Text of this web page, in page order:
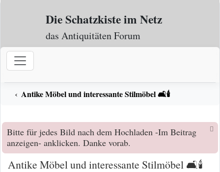
Zum Inhalt
Die Schatzkiste im Netz
das Antiquitäten Forum
Antike Möbel und interessante Stilmöbel 🛋️🕯️
Bitte für jedes Bild nach dem Hochladen -Im Beitrag
anzeigen- anklicken. Danke vorab.
Antike Möbel und interessante Stilmöbel 🛋️🕯️